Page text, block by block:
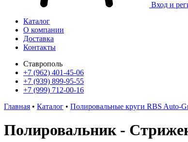
Вход и
Каталог
О компании
Доставка
Контакты
Ставрополь
+7 (962) 401-45-06
+7 (939) 899-95-55
+7 (999) 712-00-16
Главная • Каталог • Полировальные круги RBS Auto-
Полировальник -